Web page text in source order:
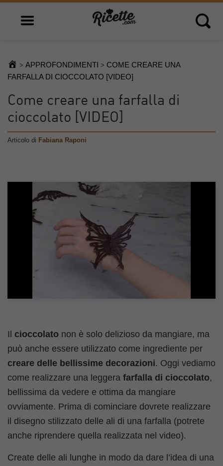
Open main menu Open
> APPROFONDIMENTI > COME CREARE UNA
FARFALLA DI CIOCCOLATO [VIDEO]
Come creare una farfalla di
cioccolato [VIDEO]
Articolo di Fabiana Raponi
Il cioccolato non è solo delizioso da mangiare, ma
può anche essere utilizzato come ingrediente per
creare delle bellissime decorazioni. Oggi vediamo
come realizzare una leggera farfalla di cioccolato,
bellissima da vedere e ottima da mangiare
ovviamente. Prima di cominciare dovrete realizzare
il disegno stilizzato delle ali di una farfalla (potrete
anche riprendere quella realizzata nel video).
Create delle ali lunghe in modo da dare l’idea di una